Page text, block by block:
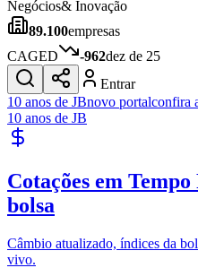
Gastronomia
Cinema & Shows
JogosNovo
Para Sua Empresa
Publicidade Legal
Política
Esportes
Negócios& Inovação
89.100empresas
CAGED
-962dez de 25
Entrar
10 anos de JBnovo portalconfira
10 anos de JB
Cotações em Tempo
bolsa
Câmbio atualizado, índices da
vivo.